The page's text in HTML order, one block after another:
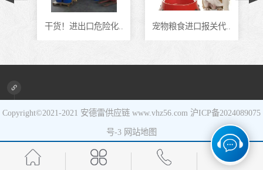
干货！进出口危险化.. 宠物粮食进口报关代..
Copyright©2021-2021 安德雷供应链 www.vhz56.com 沪ICP备2024089075
号-3 网站地图